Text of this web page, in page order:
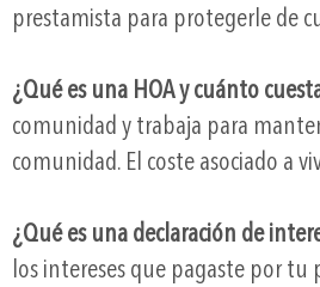
prestamista para protegerle de
¿Qué es una HOA y cuánto
comunidad y trabaja para
comunidad. El coste asociado a
¿Qué es una declaración de
los intereses que pagaste por tu